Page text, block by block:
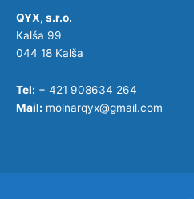
QYX, s.r.o.
Kalša 99
044 18 Kalša
Tel: + 421 908634 264
Mail: molnarqyx@gmail.com